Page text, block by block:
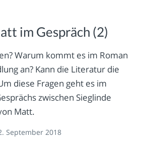
im Gespräch (2)
Warum kommt es im Roman
an? Kann die Literatur die
diese Fragen geht es im
zwischen Sieglinde
Matt.
September 2018